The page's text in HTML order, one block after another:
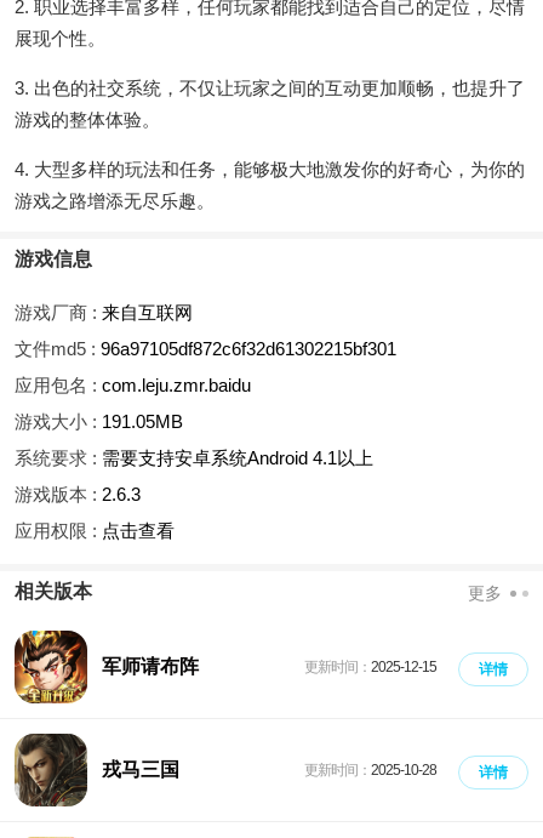
2. 职业选择丰富多样，任何玩家都能找到适合自己的定位，尽情
展现个性。
3. 出色的社交系统，不仅让玩家之间的互动更加顺畅，也提升了
游戏的整体体验。
4. 大型多样的玩法和任务，能够极大地激发你的好奇心，为你的
游戏之路增添无尽乐趣。
游戏信息
游戏厂商 : 来自互联网
文件md5 : 96a97105df872c6f32d61302215bf301
应用包名 : com.leju.zmr.baidu
游戏大小 : 191.05MB
系统要求 : 需要支持安卓系统Android 4.1以上
游戏版本 : 2.6.3
应用权限 : 点击查看
相关版本 更多
军师请布阵 更新时间： 2025-12-15 详情
戎马三国 更新时间： 2025-10-28 详情